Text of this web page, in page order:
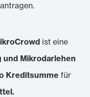
ist eine
und Mikrodarlehen
Kreditsumme für